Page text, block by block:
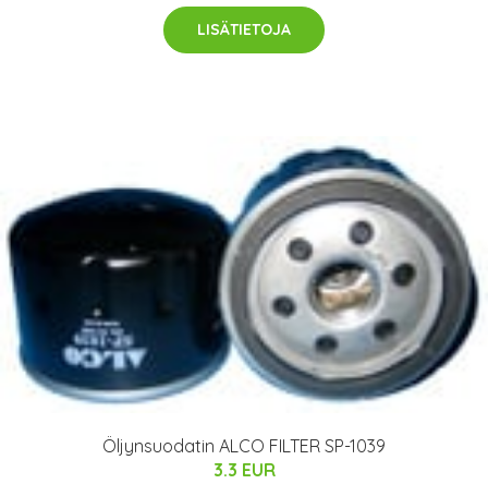
LISÄTIETOJA
Öljynsuodatin ALCO FILTER SP-1039
3.3 EUR